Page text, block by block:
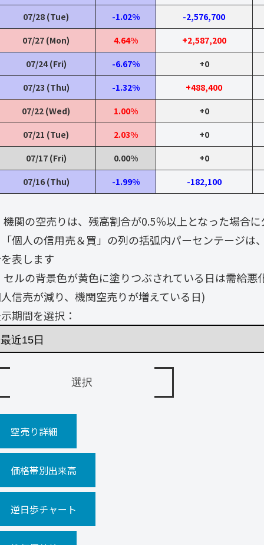
07/28 (Tue)
-1.02%
-2,576,700
07/27 (Mon)
4.64%
+2,587,200
07/24 (Fri)
-6.67%
+0
07/23 (Thu)
-1.32%
+488,400
07/22 (Wed)
1.00%
+0
07/21 (Tue)
2.03%
+0
07/17 (Fri)
0.00%
+0
07/16 (Thu)
-1.99% -182,100
機関の空売りは、残高割合が0.5％以上となった場合
個人の信用売＆買」の列の括弧内パーセンテージは
表します
セルの背景色が黄色に塗りつぶされている日は需給
信売が減り、機関空売りが増えている日)
期間を選択：
空売り詳細
価格帯別出来高
逆日歩チャート